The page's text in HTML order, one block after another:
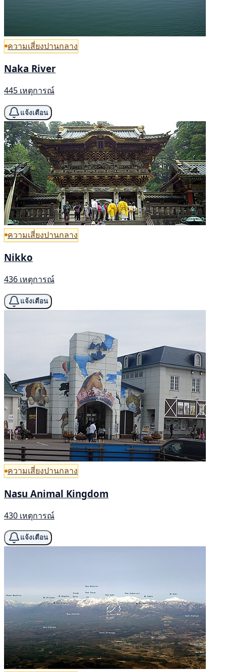
ความเสี่ยงปานกลาง
Naka River
445 เหตุการณ์
แจ้งเตือน
ความเสี่ยงปานกลาง
Nikko
436 เหตุการณ์
แจ้งเตือน
ความเสี่ยงปานกลาง
Nasu Animal Kingdom
430 เหตุการณ์
แจ้งเตือน